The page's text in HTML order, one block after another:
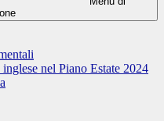
nel Piano Estate 2024